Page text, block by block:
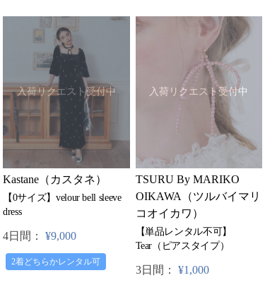
入荷リクエスト受付中
Kastane（カスタネ）
【0サイズ】velour bell sleeve
dress
4日間： ¥9,000
2着どちらかレンタル可
入荷リクエスト受付中
TSURU By MARIKO
OIKAWA（ツルバイマリ
コオイカワ）
【単品レンタル不可】
Tear（ピアスタイプ）
3日間： ¥1,000